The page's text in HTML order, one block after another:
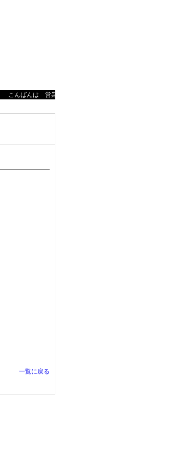
こんばんは 営業時間は、12:00-24:00（Last入店23:30）
一覧に戻る